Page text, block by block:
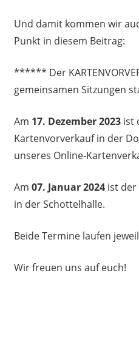
Und damit kommen wir
Punkt in diesem Beitrag:
****** Der
gemeinsamen Sitzungen
Am 17. Dezember 2023ist
Kartenvorverkauf in der
unseres Online-
Am 07. Januar 2024ist der
in der Schottelhalle.
Beide Termine laufen
Wir freuen uns auf euch!